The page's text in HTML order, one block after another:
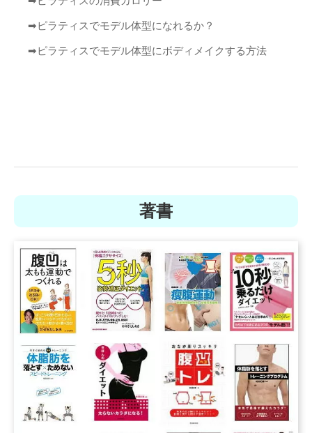
➡︎ピラティスでモデル体型になれるか？
➡︎ピラティスでモデル体型にボディメイクする方法
著書